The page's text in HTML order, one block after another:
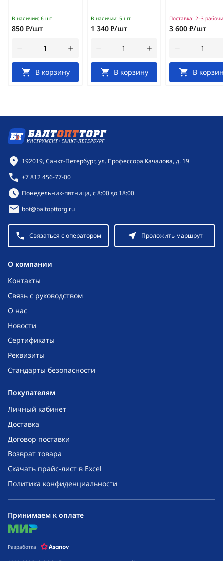
В наличии: 6 шт
850 ₽/шт
В корзину
В наличии: 5 шт
1 340 ₽/шт
В корзину
Поставка: 2–3
3 600 ₽/шт
В
O компании
Контакты
Связь с руководством
О нас
Новости
Сертификаты
Реквизиты
Стандарты безопасности
Покупателям
Личный кабинет
Доставка
Договор поставки
Возврат товара
Скачать прайс-лист в Excel
Политика конфиденциальности
Контактная информация
192019, Санкт-Петербург, ул. Профессора Качалова, д. 19
+7 812 456-77-00
Режим работы:
Понедельник-пятница, с 8:00 до 18:00
bot@baltopttorg.ru
Связаться с оператором Проложить маршрут
Принимаем к оплате
mir
Разработка